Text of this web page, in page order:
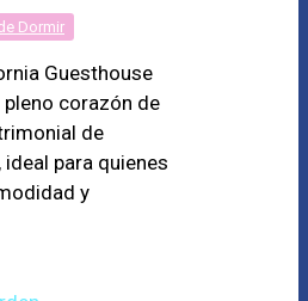
Dormir
Guesthouse
pleno corazón de
de
para quienes
y